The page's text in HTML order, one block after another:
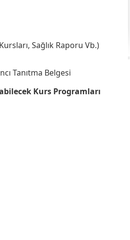
Sağlık Raporu Vb.)
Tanıtma Belgesi
Kurs Programları